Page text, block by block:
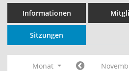
Informationen
Sitzungen
Monat